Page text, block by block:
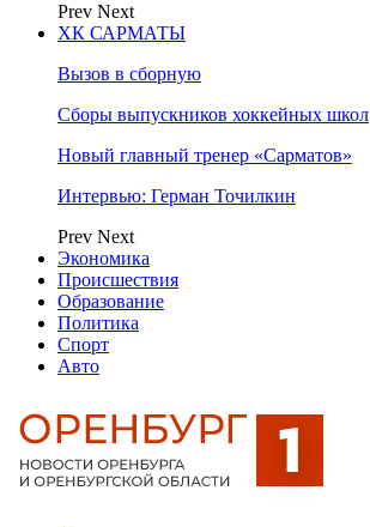
Prev Next
ХК САРМАТЫ
Вызов в сборную
Сборы выпускников хоккейных школ
Новый главный тренер «Сарматов»
Интервью: Герман Точилкин
Prev Next
Экономика
Происшествия
Образование
Политика
Спорт
Авто